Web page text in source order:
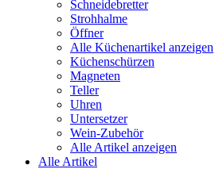
Schneidebretter
Strohhalme
Öffner
Alle Küchenartikel anzeigen
Küchenschürzen
Magneten
Teller
Uhren
Untersetzer
Wein-Zubehör
Alle Artikel anzeigen
Alle Artikel